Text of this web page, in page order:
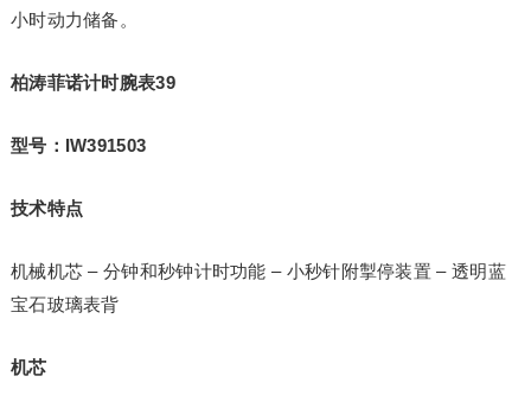
小时动力储备。
柏涛菲诺计时腕表39
型号： IW391503
技术特点
机械机芯 – 分钟和秒钟计时功能 – 小秒针附掣停装置 – 透明蓝
宝石玻璃表背
机芯